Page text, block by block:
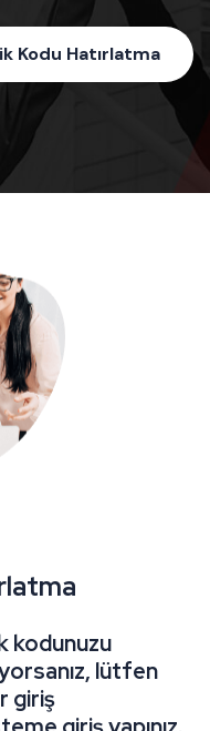
Kodu Hatırlatma
kodunuzu
lütfen
giriş